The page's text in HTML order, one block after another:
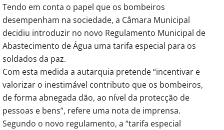
Tendo em conta o papel que os bombeiros
desempenham na sociedade, a Câmara Municipal
decidiu introduzir no novo Regulamento Municipal de
Abastecimento de Água uma tarifa especial para os
soldados da paz.
Com esta medida a autarquia pretende “incentivar e
valorizar o inestimável contributo que os bombeiros,
de forma abnegada dão, ao nível da protecção de
pessoas e bens”, refere uma nota de imprensa.
Segundo o novo regulamento, a “tarifa especial